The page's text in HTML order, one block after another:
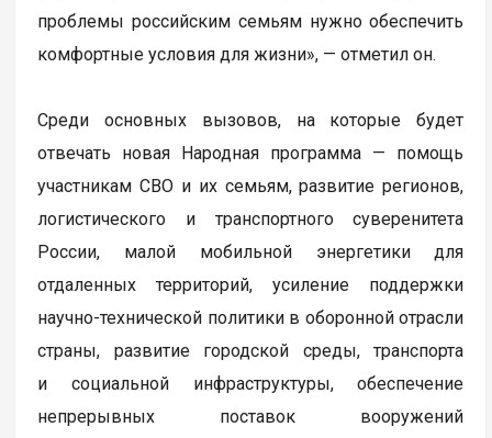
проблемы российским семьям нужно обеспечить
комфортные условия для жизни», — отметил он.
Среди основных вызовов, на которые будет
отвечать новая Народная программа — помощь
участникам СВО и их семьям, развитие регионов,
логистического и транспортного суверенитета
России, малой мобильной энергетики для
отдаленных территорий, усиление поддержки
научно-технической политики в оборонной отрасли
страны, развитие городской среды, транспорта
и социальной инфраструктуры, обеспечение
непрерывных поставок вооружений